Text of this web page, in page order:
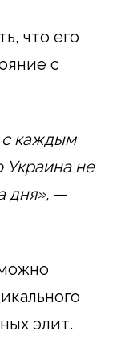
что его
с
с каждым
Украина не
дня», —
элит.